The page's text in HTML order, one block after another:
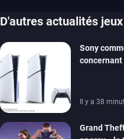
D'autres actualités
Sony
concernant
Il y a 38
Grand